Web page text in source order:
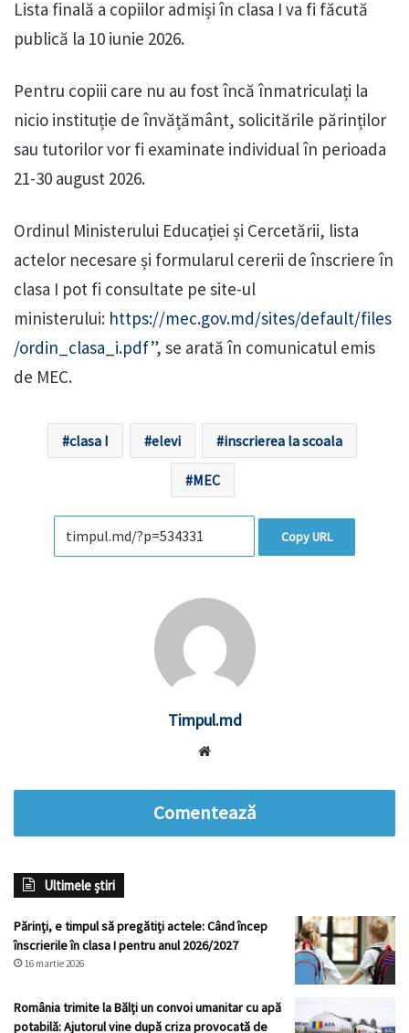
Lista finală a copiilor admiși în clasa I va fi făcută
publică la 10 iunie 2026.
Pentru copiii care nu au fost încă înmatriculați la
nicio instituție de învățământ, solicitările părinților
sau tutorilor vor fi examinate individual în perioada
21-30 august 2026.
Ordinul Ministerului Educației și Cercetării, lista
actelor necesare și formularul cererii de înscriere în
clasa I pot fi consultate pe site-ul
ministerului: https://mec.gov.md/sites/default/files
/ordin_clasa_i.pdf”, se arată în comunicatul emis
de MEC.
clasa I elevi inscrierea la scoala
MEC
Copy URL
Timpul.md
Comentează
Ultimele știri
Părinți, e timpul să pregătiți actele: Când încep
înscrierile în clasa I pentru anul 2026/2027
16 martie 2026
România trimite la Bălți un convoi umanitar cu apă
potabilă: Ajutorul vine după criza provocată de